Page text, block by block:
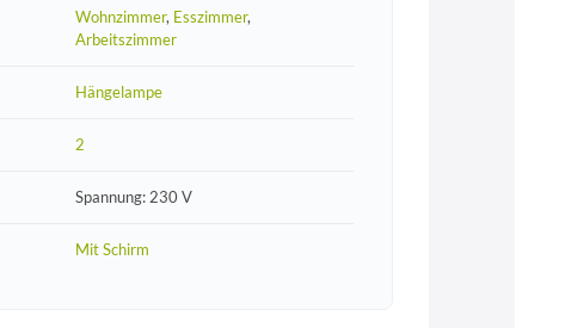
Wohnzimmer, Esszimmer,
Arbeitszimmer
Hängelampe
2
Spannung: 230 V
Mit Schirm